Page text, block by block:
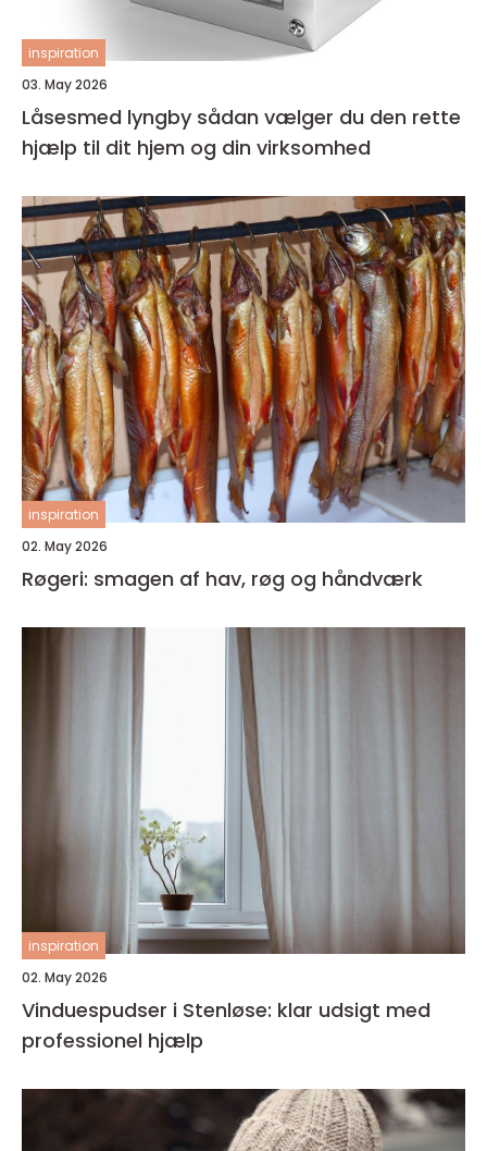
inspiration
03. May 2026
Låsesmed lyngby sådan vælger du den rette
hjælp til dit hjem og din virksomhed
inspiration
02. May 2026
Røgeri: smagen af hav, røg og håndværk
inspiration
02. May 2026
Vinduespudser i Stenløse: klar udsigt med
professionel hjælp